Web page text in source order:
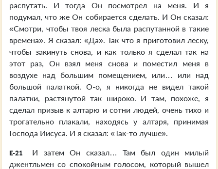
распутать. И тогда Он посмотрел на меня. И я
подумал, что же Он собирается сделать. И Он сказал:
«Смотри, чтобы твоя леска была распутанной в такие
времена». Я сказал: «Да». Так что я приготовил леску,
чтобы закинуть снова, и как только я сделал так на
этот раз, Он взял меня снова и поместил меня в
воздухе над большим помещением, или… или над
большой палаткой. О-о, я никогда не видел такой
палатки, растянутой так широко. И там, похоже, я
сделал призыв к алтарю и сотни людей, очень тихо и
трогательно плакали, находясь у алтаря, принимая
Господа Иисуса. И я сказал: «Так-то лучше».
E-21
И затем Он сказал… Там был один милый
джентльмен со спокойным голосом, который вышел